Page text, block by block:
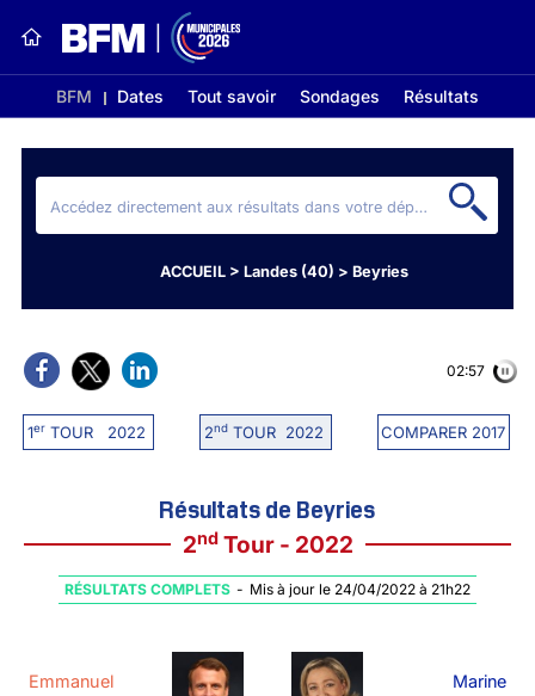
BFM Dates Tout savoir Sondages Résultats
ACCUEIL > Landes (40) > Beyries
1erTOUR 2022 2ndTOUR 2022 COMPARER 2017
02:56
Résultats de Beyries
2ndTour - 2022
RÉSULTATS COMPLETS - Mis à jour le 24/04/2022 à 21h22
Emmanuel Marine